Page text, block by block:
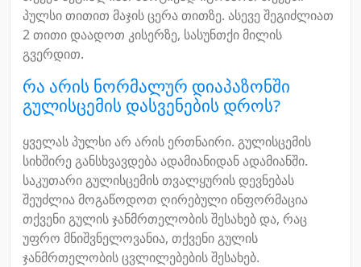
პულსი თითით მაჯის ცერა თითზე. ასევე შეგიძლიათ
2 თითი დაადოთ კისერზე, სასუნთქი მილის
გვერდით.
რა არის ნორმალურ დიაპაზონში
გულისცემის დასვენების დროს?
ყველას პულსი არ არის ერთნაირი. გულისცემის
სიხშირე განსხვავდება ადამიანიდან ადამიანში.
საკუთარი გულისცემის თვალყურის დევნებას
შეუძლია მოგაწოდოთ ღირებული ინფორმაცია
თქვენი გულის ჯანმრთელობის შესახებ და, რაც
უფრო მნიშვნელოვანია, თქვენი გულის
ჯანმრთელობის ცვლილებების შესახებ.